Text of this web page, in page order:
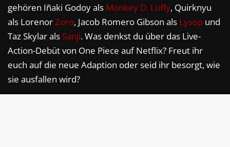
gehören Iñaki Godoy als Monkey D. Luffy, Quirknyu
als LorenorZoro, Jacob Romero Gibson als Lysop und
Taz Skylar als Sanji. Was denkst du über das Live-
Action-Debüt von One Piece auf Netflix? Freut ihr
euch auf die neue Adaption oder seid ihr besorgt, wie
sie ausfallen wird?